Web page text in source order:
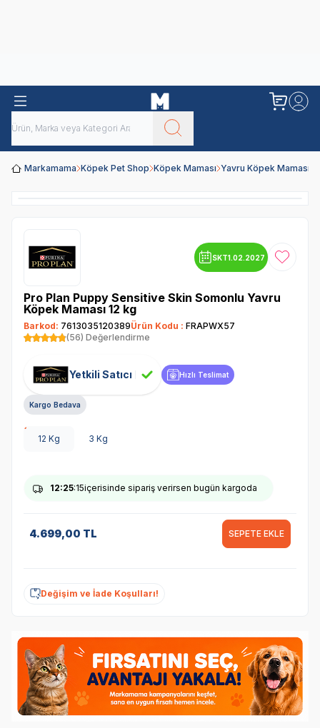
Markamama Köpek Pet Shop Köpek Maması Yavru Köpek Maması
SKT1.02.2027 Favoriye
Pro Plan Puppy Sensitive Skin Somonlu Yavru
Köpek Maması 12 kg
Barkod: 7613035120389Ürün Kodu : FRAPWX57
(56) Değerlendirme
Yetkili Satıcı Hızlı Teslimat
Kargo Bedava
12 Kg 3 Kg
12:25:14içerisinde sipariş verirsen bugün kargoda
4.699,00 TL SEPETE EKLE
Değişim ve İade Koşulları!